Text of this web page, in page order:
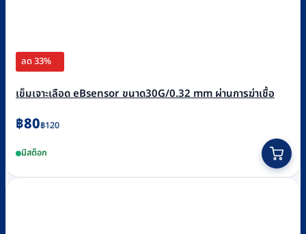
ลด 33%
เข็มเจาะเลือด eBsensor ขนาด30G/0.32 mm ผ่านการฆ่าเชื้อ
฿120
Original
was:
฿120.
฿80
Current
is:
฿80.
มีสต็อก